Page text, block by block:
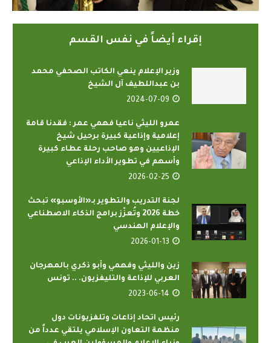
إقراء أيضاً في نفس القسم
وزير الإعلام ينعي الكاتب الصحفي محمد
بن عبداللطيف آل الشيخ
2024-07-09
عمرو الليثي ناعيا فهمي عمر : فقدنا قامة
إعلامية وإذاعية كبيرة برحيل شيخ
الإذاعيين وهو صاحب رحلة عطاء كبيرة
وأسهم في تطوير الأداء الإذاعي
2026-02-25
لجنة التدريب والتطوير بـ«الأوسبو» تبحث
خطة 2026 وتُعزّز برامج الذكاء الاصطناعي
والإعلام الهندسي
2026-01-13
زين والليثي وفهمي وأبو ذكري بالمهرجان
العربي للإذاعة والتليفزيون. .. تونس
2023-06-14
رئيس اتحاد إذاعات وتلفزيونات دول
منظمة التعاون الإسلامي يلتقي عدداً من